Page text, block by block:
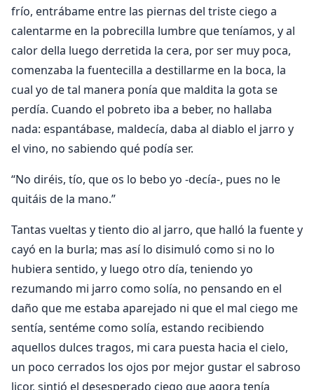
frío, entrábame entre las piernas del triste ciego a
calentarme en la pobrecilla lumbre que teníamos, y al
calor della luego derretida la cera, por ser muy poca,
comenzaba la fuentecilla a destillarme en la boca, la
cual yo de tal manera ponía que maldita la gota se
perdía. Cuando el pobreto iba a beber, no hallaba
nada: espantábase, maldecía, daba al diablo el jarro y
el vino, no sabiendo qué podía ser.
“No diréis, tío, que os lo bebo yo -decía-, pues no le
quitáis de la mano.”
Tantas vueltas y tiento dio al jarro, que halló la fuente y
cayó en la burla; mas así lo disimuló como si no lo
hubiera sentido, y luego otro día, teniendo yo
rezumando mi jarro como solía, no pensando en el
daño que me estaba aparejado ni que el mal ciego me
sentía, sentéme como solía, estando recibiendo
aquellos dulces tragos, mi cara puesta hacia el cielo,
un poco cerrados los ojos por mejor gustar el sabroso
licor, sintió el desesperado ciego que agora tenía